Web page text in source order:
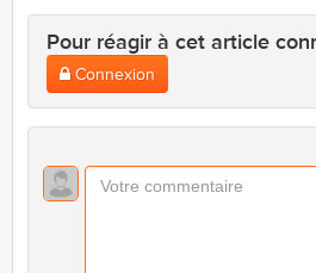
Pour réagir à cet article
Connexion